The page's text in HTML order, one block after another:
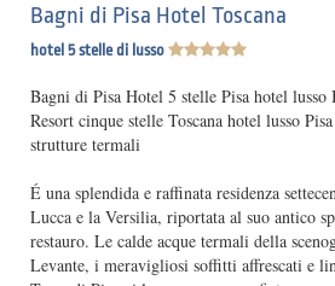
Bagni di Pisa Hotel Toscana
hotel 5 stelle di lusso
Bagni di Pisa Hotel 5 stelle Pisa hotel lusso
Resort cinque stelle Toscana hotel lusso
strutture termali
É una splendida e raffinata residenza
Lucca e la Versilia, riportata al suo antico
restauro. Le calde acque termali della
Levante, i meravigliosi soffitti affrescati e